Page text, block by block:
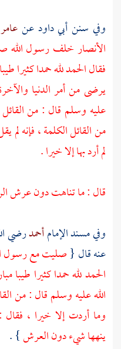
وفي سننأبي داودعن
الأنصارخلف رسول الله
فقال الحمد لله حمدا كثيرا
يرضى من أمر الدنيا
عليه وسلم قال : من
من القائل الكلمة ، فإنه لم
لم أرد بها إلا خيرا .
قال : ما تناهت دون عرش
وفي مسند الإمامأحمدرضي
عنه قال {صليت مع رسول
الحمد لله حمدا كثيرا طيبا
الله عليه وسلم قال : من
وما أردت إلا خيرا ،
ينهها شيء دون العرش} .